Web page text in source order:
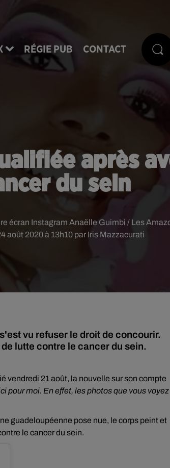
RÉGIE PUB CONTACT
après
du sein
août 2020 à 13h10 par Iris Mazzacurati
écran Instagram Anaëlle Guimbi / Les
vu refuser le droit de concourir.
lutte contre le cancer du sein.
vendredi 21 août, la nouvelle sur son compte
pour moi. En effet, les photos que vous voyez
guadeloupéenne pose nue, le corps peint et
le cancer du sein.